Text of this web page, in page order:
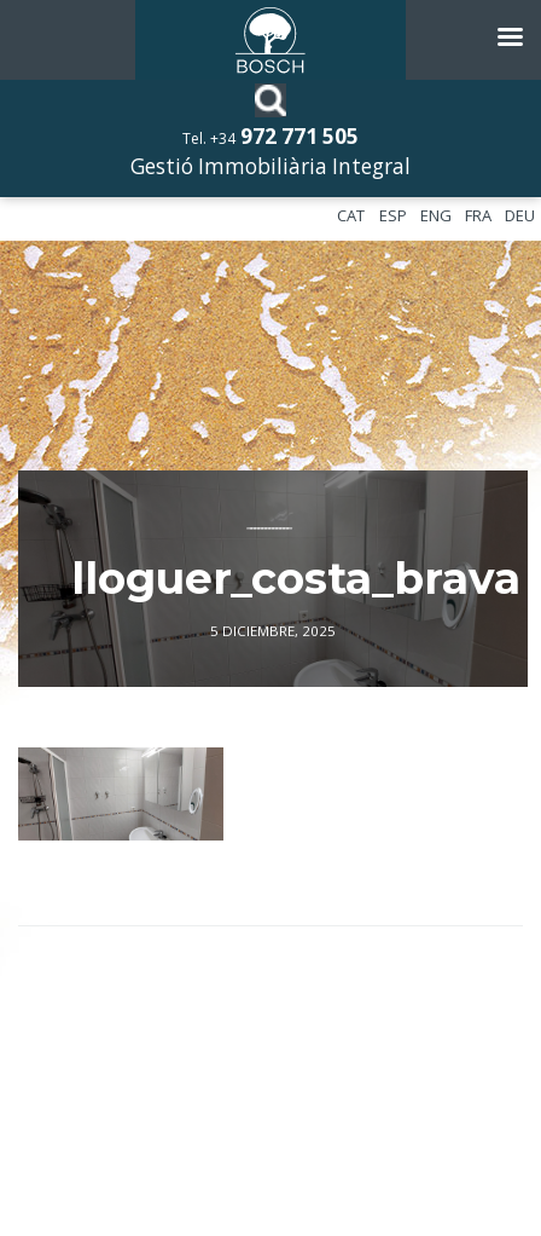
Tel. +34 972 771 505
Gestió Immobiliària Integral
DEU
FRA
ENG
ESP
CAT
––––––––––––
lloguer_costa_brava
5 DICIEMBRE, 2025